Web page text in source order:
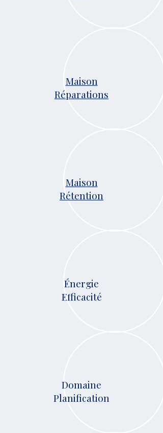
Maison
Réparations
Maison
Rétention
Énergie
Efficacité
Domaine
Planification